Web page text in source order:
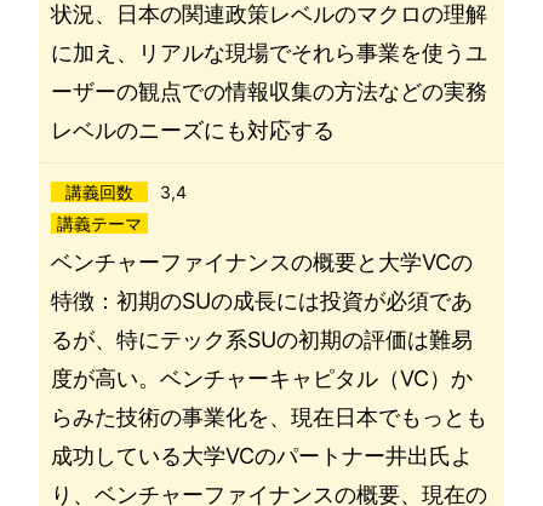
状況、日本の関連政策レベルのマクロの理解
に加え、リアルな現場でそれら事業を使うユ
ーザーの観点での情報収集の方法などの実務
レベルのニーズにも対応する
講義回数
3,4
講義テーマ
ベンチャーファイナンスの概要と大学VCの
特徴：初期のSUの成長には投資が必須であ
るが、特にテック系SUの初期の評価は難易
度が高い。ベンチャーキャピタル（VC）か
らみた技術の事業化を、現在日本でもっとも
成功している大学VCのパートナー井出氏よ
り、ベンチャーファイナンスの概要、現在の